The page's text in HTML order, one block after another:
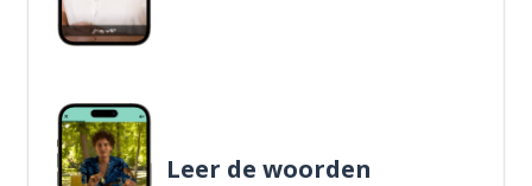
Leer de woorden